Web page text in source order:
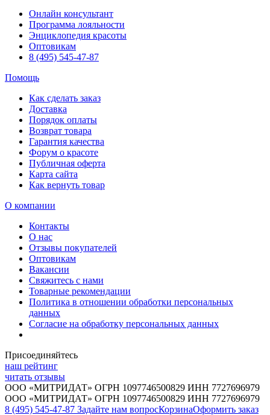
Онлайн консультант
Программа лояльности
Энциклопедия красоты
Оптовикам
8 (495) 545-47-87
Помощь
Как сделать заказ
Доставка
Порядок оплаты
Возврат товара
Гарантия качества
Форум о красоте
Публичная оферта
Карта сайта
Как вернуть товар
О компании
Контакты
О нас
Отзывы покупателей
Оптовикам
Вакансии
Свяжитесь с нами
Товарные рекомендации
Политика в отношении обработки персональных
данных
Согласие на обработку персональных данных
Присоединяйтесь
наш рейтинг
читать отзывы
ООО «МИТРИДАТ» ОГРН 1097746500829 ИНН 7727696979
ООО «МИТРИДАТ» ОГРН 1097746500829 ИНН 7727696979
8 (495) 545-47-87 Задайте нам вопросКорзинаОформить заказ